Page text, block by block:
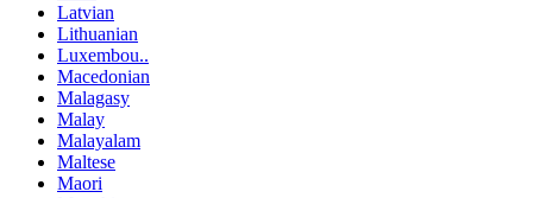
Latvian
Lithuanian
Luxembou..
Macedonian
Malagasy
Malay
Malayalam
Maltese
Maori